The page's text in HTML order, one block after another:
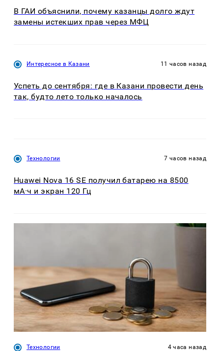
В ГАИ объяснили, почему казанцы долго ждут
замены истекших прав через МФЦ
Интересное в Казани 11 часов назад
Успеть до сентября: где в Казани провести день
так, будто лето только началось
Технологии 7 часов назад
Huawei Nova 16 SE получил батарею на 8500
мА·ч и экран 120 Гц
Технологии 4 часа назад